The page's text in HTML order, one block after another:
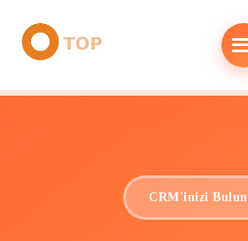
CRM'inizi Bulun